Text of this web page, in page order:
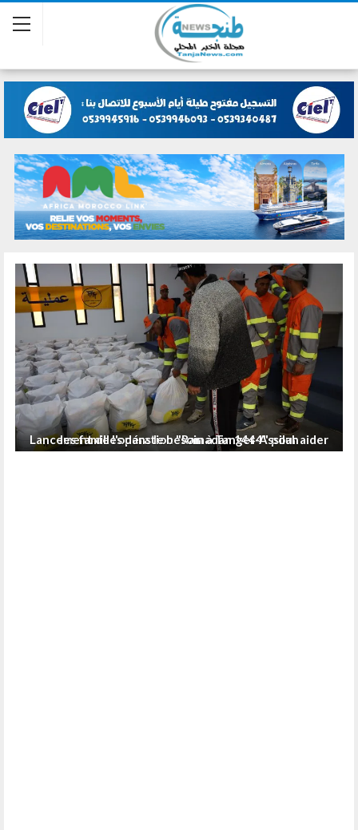
Lancement de l'opération "Ramadan 1444" pour aider les familles dans le besoin à Tanger-Assilah